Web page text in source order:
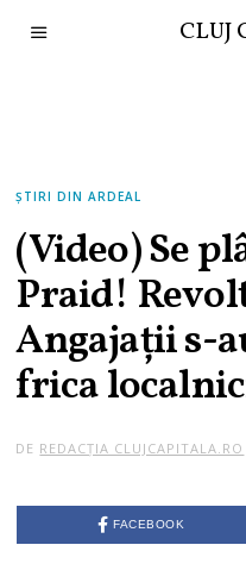
CLUJ
ȘTIRI DIN ARDEAL
(Video) Se
Praid!
Angajații s-
frica
DE REDACȚIA CLUJCAPITALA.RO
FACEBOOK